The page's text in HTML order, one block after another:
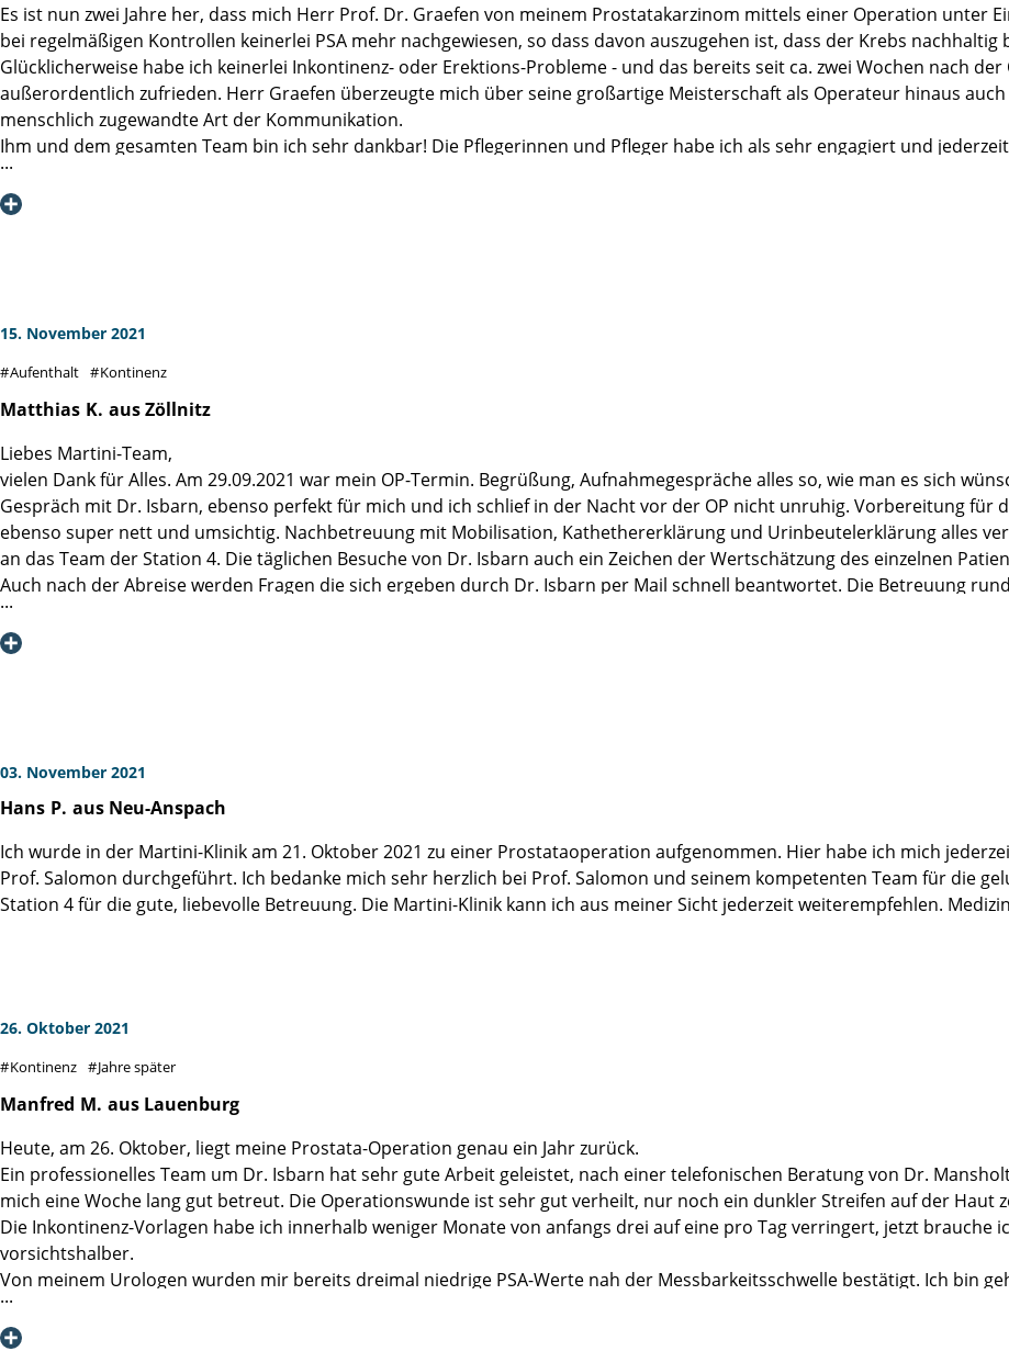
Es ist nun zwei Jahre her, dass mich Herr Prof. Dr. Graefen von meinem Prostatakarzinom mittels einer Operation unter
bei regelmäßigen Kontrollen keinerlei PSA mehr nachgewiesen, so dass davon auszugehen ist, dass der Krebs
Glücklicherweise habe ich keinerlei Inkontinenz- oder Erektions-Probleme - und das bereits seit ca. zwei Wochen nach
außerordentlich zufrieden. Herr Graefen überzeugte mich über seine großartige Meisterschaft als Operateur hinaus
menschlich zugewandte Art der Kommunikation.
Ihm und dem gesamten Team bin ich sehr dankbar! Die Pflegerinnen und Pfleger habe ich als sehr engagiert und
Fröhlichkeit erlebt, was mir sehr geholfen hat, mit den unangenehmen Begleiterscheinungen der ersten beiden Tage
erholen. Den exzellenten Ruf der Martini-Klinik kann ich voll und ganz bestätigen.
15. November 2021
Aufenthalt Kontinenz
Matthias K. aus Zöllnitz
Liebes Martini-Team,
vielen Dank für Alles. Am 29.09.2021 war mein OP-Termin. Begrüßung, Aufnahmegespräche alles so, wie man es sich
Gespräch mit Dr. Isbarn, ebenso perfekt für mich und ich schlief in der Nacht vor der OP nicht unruhig. Vorbereitung für
ebenso super nett und umsichtig. Nachbetreuung mit Mobilisation, Kathethererklärung und Urinbeutelerklärung alles
an das Team der Station 4. Die täglichen Besuche von Dr. Isbarn auch ein Zeichen der Wertschätzung des einzelnen
Auch nach der Abreise werden Fragen die sich ergeben durch Dr. Isbarn per Mail schnell beantwortet. Die Betreuung
lympherhaltenen OP, sowie der anschließenden AHB geh ich schon nach 7 Wochen in großen Schritten in Richtung
zuversichtlich immer einen geringen PSA-Wert zu haben, um völlig beruhigt zu sein.
03. November 2021
Hans P. aus Neu-Anspach
Ich wurde in der Martini-Klinik am 21. Oktober 2021 zu einer Prostataoperation aufgenommen. Hier habe ich mich
Prof. Salomon durchgeführt. Ich bedanke mich sehr herzlich bei Prof. Salomon und seinem kompetenten Team für die
Station 4 für die gute, liebevolle Betreuung. Die Martini-Klinik kann ich aus meiner Sicht jederzeit weiterempfehlen.
26. Oktober 2021
Kontinenz Jahre später
Manfred M. aus Lauenburg
Heute, am 26. Oktober, liegt meine Prostata-Operation genau ein Jahr zurück.
Ein professionelles Team um Dr. Isbarn hat sehr gute Arbeit geleistet, nach einer telefonischen Beratung von Dr.
mich eine Woche lang gut betreut. Die Operationswunde ist sehr gut verheilt, nur noch ein dunkler Streifen auf der Haut
Die Inkontinenz-Vorlagen habe ich innerhalb weniger Monate von anfangs drei auf eine pro Tag verringert, jetzt brauche
vorsichtshalber.
Von meinem Urologen wurden mir bereits dreimal niedrige PSA-Werte nah der Messbarkeitsschwelle bestätigt. Ich bin
mittels zweier Tabletten pro Tag gut eingestellt werden. Meine einzigen Beschwerden sind gelegentlich leichte
Nochmals ein dickes Lob der Martini-Klinik!